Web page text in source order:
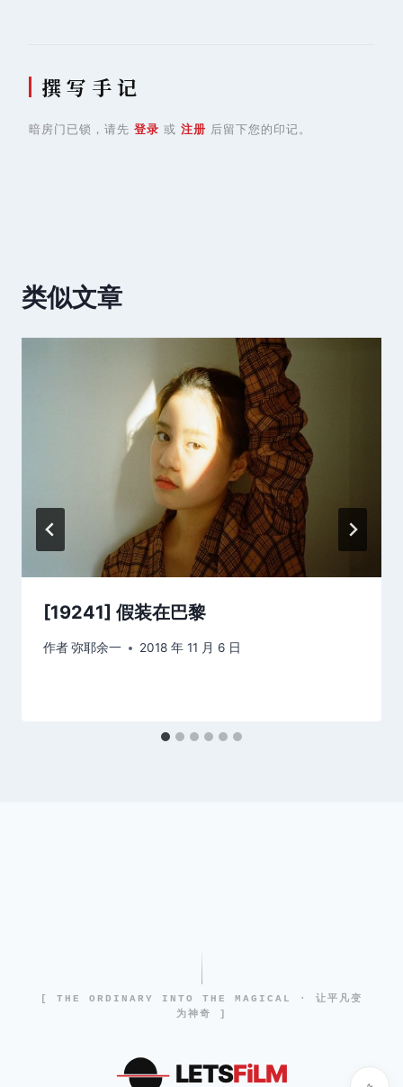
撰 写 手 记
暗房门已锁，请先 登录 或 注册 后留下您的印记。
类似文章
[19241] 假装在巴黎
作者弥耶余一 2018 年 11 月 6 日
[ THE ORDINARY INTO THE MAGICAL · 让平凡变
为神奇 ]
LETSFiLM